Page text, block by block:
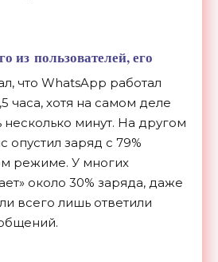
из пользователей, его
что WhatsApp работал
часа, хотя на самом деле
несколько минут. На другом
опустил заряд с 79%
режиме. У многих
» около 30% заряда, даже
всего лишь ответили